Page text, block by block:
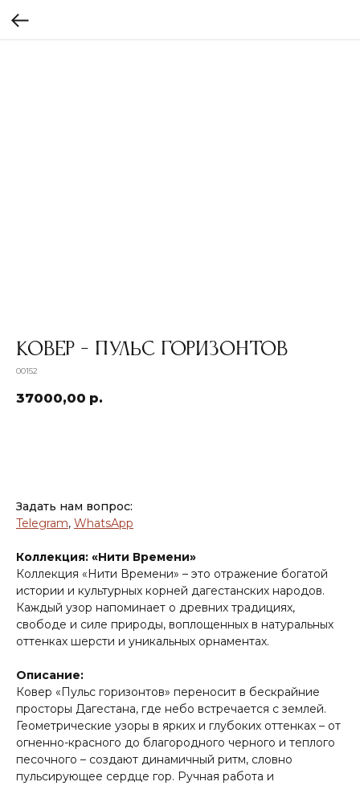
Ковер - Пульс горизонтов
00152
37000,00 р.
Задать нам вопрос:
Telegram, WhatsApp
Коллекция: «Нити Времени»
Коллекция «Нити Времени» – это отражение богатой
истории и культурных корней дагестанских народов.
Каждый узор напоминает о древних традициях,
свободе и силе природы, воплощенных в натуральных
оттенках шерсти и уникальных орнаментах.
Описание:
Ковер «Пульс горизонтов» переносит в бескрайние
просторы Дагестана, где небо встречается с землей.
Геометрические узоры в ярких и глубоких оттенках – от
огненно-красного до благородного черного и теплого
песочного – создают динамичный ритм, словно
пульсирующее сердце гор. Ручная работа и